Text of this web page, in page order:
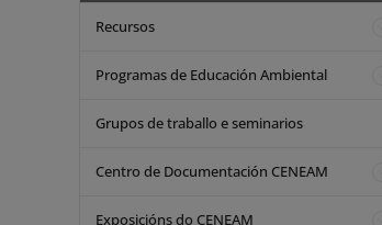
Recursos
Programas de Educación Ambiental
Grupos de traballo e seminarios
Centro de Documentación CENEAM
Exposicións do CENEAM